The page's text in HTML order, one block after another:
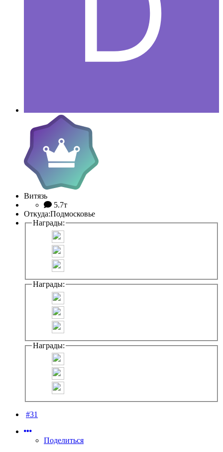
Витязь
5.7т
Откуда:Подмосковье
Награды:
Награды:
Награды:
#31
Поделиться